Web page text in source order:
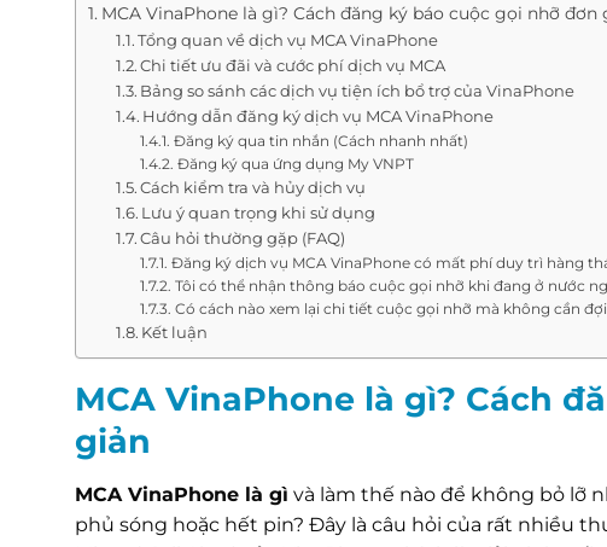
MCA VinaPhone là gì? Cách đăng ký báo cuộc gọi nhỡ đơn
Tổng quan về dịch vụ MCA VinaPhone
Chi tiết ưu đãi và cước phí dịch vụ MCA
Bảng so sánh các dịch vụ tiện ích bổ trợ của VinaPhone
Hướng dẫn đăng ký dịch vụ MCA VinaPhone
Đăng ký qua tin nhắn (Cách nhanh nhất)
Đăng ký qua ứng dụng My VNPT
Cách kiểm tra và hủy dịch vụ
Lưu ý quan trọng khi sử dụng
Câu hỏi thường gặp (FAQ)
Đăng ký dịch vụ MCA VinaPhone có mất phí duy trì hàng
Tôi có thể nhận thông báo cuộc gọi nhỡ khi đang ở nước
Có cách nào xem lại chi tiết cuộc gọi nhỡ mà không cần
Kết luận
MCA VinaPhone là gì? Cách
giản
MCA VinaPhone là gì và làm thế nào để không bỏ lỡ
phủ sóng hoặc hết pin? Đây là câu hỏi của rất nhiều